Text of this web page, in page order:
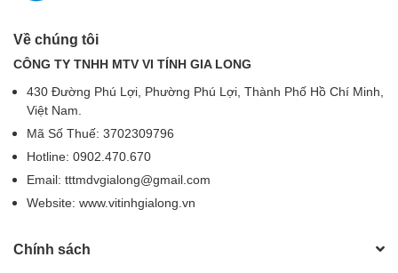
Về chúng tôi
CÔNG TY TNHH MTV VI TÍNH GIA LONG
430 Đường Phú Lợi, Phường Phú Lợi, Thành Phố Hồ Chí Minh,
Việt Nam.
Mã Số Thuế: 3702309796
Hotline: 0902.470.670
Email: tttmdvgialong@gmail.com
Website: www.vitinhgialong.vn
Chính sách